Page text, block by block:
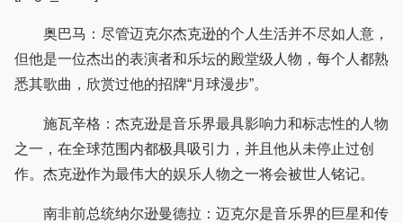
奥巴马：尽管迈克尔杰克逊的个人生活并不尽如人意，
但他是一位杰出的表演者和乐坛的殿堂级人物，每个人都熟
悉其歌曲，欣赏过他的招牌“月球漫步”。
施瓦辛格：杰克逊是音乐界最具影响力和标志性的人物
之一，在全球范围内都极具吸引力，并且他从未停止过创
作。杰克逊作为最伟大的娱乐人物之一将会被世人铭记。
南非前总统纳尔逊曼德拉：迈克尔是音乐界的巨星和传